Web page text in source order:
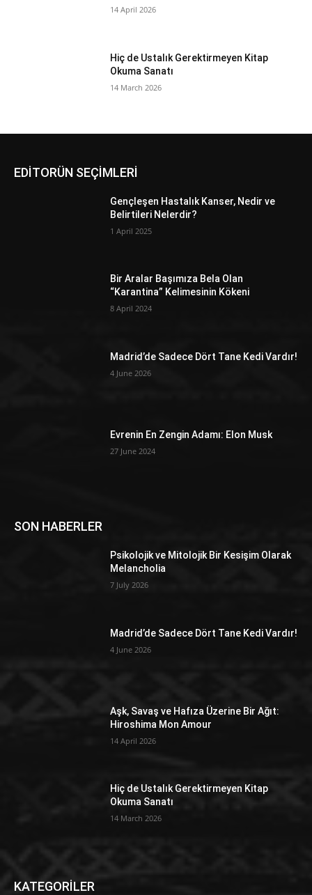
14 April 2026
Hiç de Ustalık Gerektirmeyen Kitap
Okuma Sanatı
14 March 2026
EDİTORÜN SEÇİMLERİ
Gençleşen Hastalık Kanser, Nedir ve
Belirtileri Nelerdir?
1 April 2025
Bir Aralar Başımıza Bela Olan
“Karantina” Kelimesinin Kökeni
8 April 2024
Madrid’de Sadece Dört Tane Kedi Vardır!
4 June 2026
Evrenin En Zengin Adamı: Elon Musk
27 June 2024
SON HABERLER
Psikolojik ve Mitolojik Bir Kesişim Olarak
Melancholia
7 July 2026
Madrid’de Sadece Dört Tane Kedi Vardır!
4 June 2026
Aşk, Savaş ve Hafıza Üzerine Bir Ağıt:
Hiroshima Mon Amour
14 April 2026
Hiç de Ustalık Gerektirmeyen Kitap
Okuma Sanatı
14 March 2026
KATEGORİLER